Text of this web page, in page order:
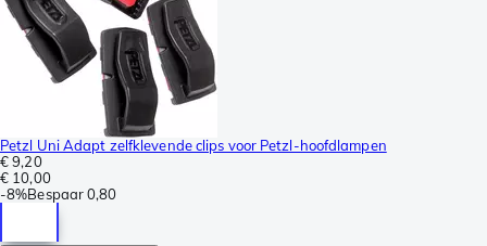
Petzl Uni Adapt zelfklevende clips voor Petzl-hoofdlampen
€ 9,20
€ 10,00
-8%Bespaar0,80